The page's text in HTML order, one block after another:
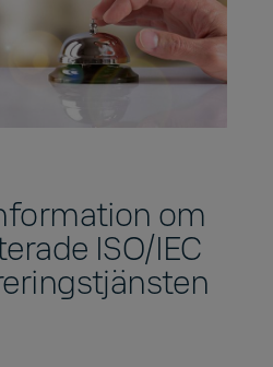
om
ISO/IEC